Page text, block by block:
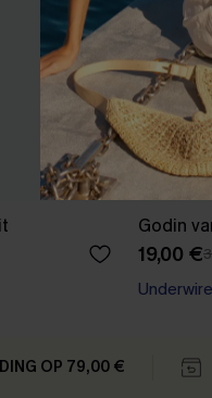
Godin
19,00 €
Underwire
OP 79,00 €